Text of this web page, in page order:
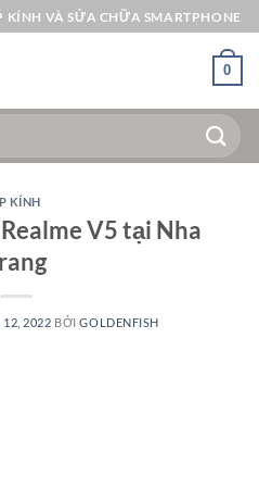
KÍNH VÀ SỬA CHỮA SMARTPHONE
0
KÍNH
V5 tại Nha
12, 2022 BỞIGOLDENFISH